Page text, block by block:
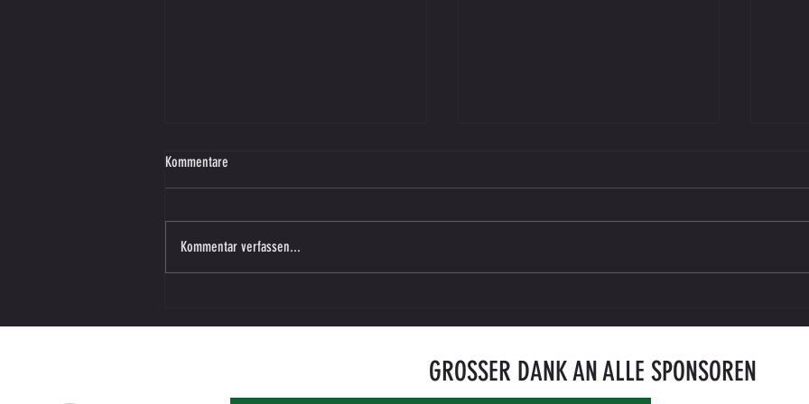
Kommentare
Kommentar verfassen...
GROSSER DANK AN ALLE SPONSOREN